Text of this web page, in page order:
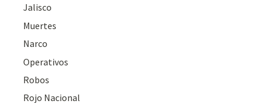
Jalisco
Muertes
Narco
Operativos
Robos
Rojo Nacional